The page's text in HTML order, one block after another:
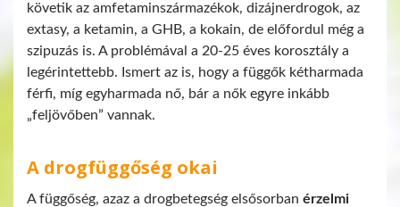
követik az amfetaminszármazékok, dizájnerdrogok, az
extasy, a ketamin, a GHB, a kokain, de előfordul még a
szipuzás is. A problémával a 20-25 éves korosztály a
legérintettebb. Ismert az is, hogy a függők kétharmada
férfi, míg egyharmada nő, bár a nők egyre inkább
„feljövőben” vannak.
A drogfüggőség okai
A függőség, azaz a drogbetegség elsősorban érzelmi